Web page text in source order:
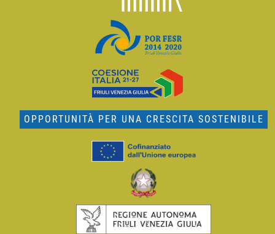
OPPORTUNITÀ PER UNA CRESCITA SOSTENIBILE